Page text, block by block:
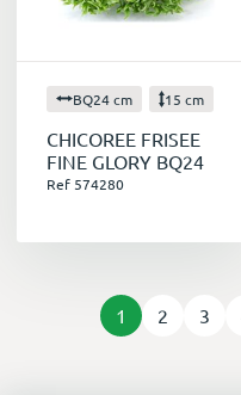
BQ24 cm 15 cm
CHICOREE FRISEE
FINE GLORY BQ24
Ref 574280
1 2 3